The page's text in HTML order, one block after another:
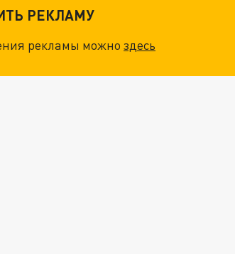
РЕКЛАМУ
рекламы можноздесь